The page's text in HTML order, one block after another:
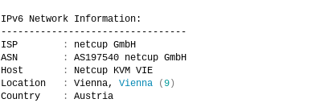
IPv6 Network Information:
---------------------------------
ISP
:
netcup GmbH
ASN
:
AS197540 netcup GmbH
Host
:
Netcup KVM VIE
Location
: Vienna, Vienna (9)
Country
: Austria